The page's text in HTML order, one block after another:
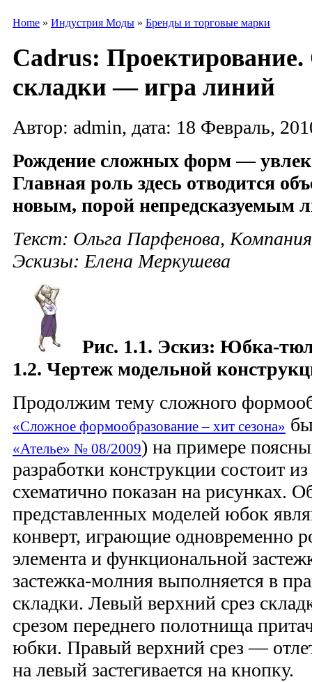
Home » Индустрия Моды » Бренды и торговые марки
Cadrus:
складки — игра линий
Автор: admin, дата: 18 Февраль,
Рождение сложных форм —
Главная роль здесь отводится
новым, порой непредсказуемым
Текст: Ольга Парфенова,
Эскизы: Елена Меркушева
Рис. 1.1. Эскиз: Юбка-
1.2. Чертеж модельной
Продолжим тему сложного
«Сложное формообразование – хит сезона»
«Ателье» № 08/2009) на примере
разработки конструкции состоит
схематично показан на рисунках.
представленных моделей юбок
конверт, играющие одновременно
элемента и функциональной
застежка-молния выполняется в
складки. Левый верхний срез
срезом переднего полотнища
юбки. Правый верхний срез —
на левый застегивается на кнопку.